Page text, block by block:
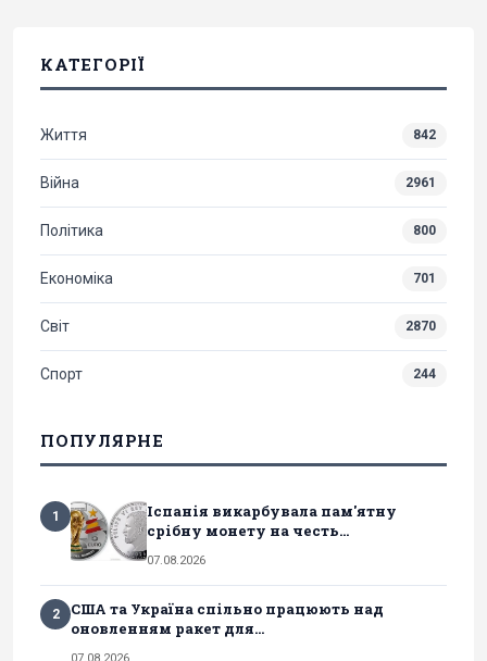
КАТЕГОРІЇ
Життя 842
Війна 2961
Політика 800
Економіка 701
Світ 2870
Спорт 244
ПОПУЛЯРНЕ
1
Іспанія викарбувала пам'ятну
срібну монету на честь...
07.08.2026
2
США та Україна спільно працюють над
оновленням ракет для...